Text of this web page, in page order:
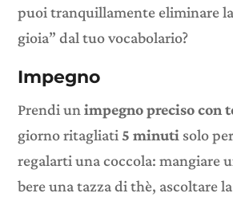
puoi tranquillamente eliminare
gioia” dal tuo vocabolario?
Impegno
Prendi unimpegno preciso con
giorno ritagliati5 minuti solo
regalarti una coccola: mangiare
bere una tazza di thè, ascoltare